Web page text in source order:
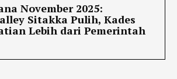
November 2025:
Sitakka Pulih, Kades
Lebih dari Pemerintah